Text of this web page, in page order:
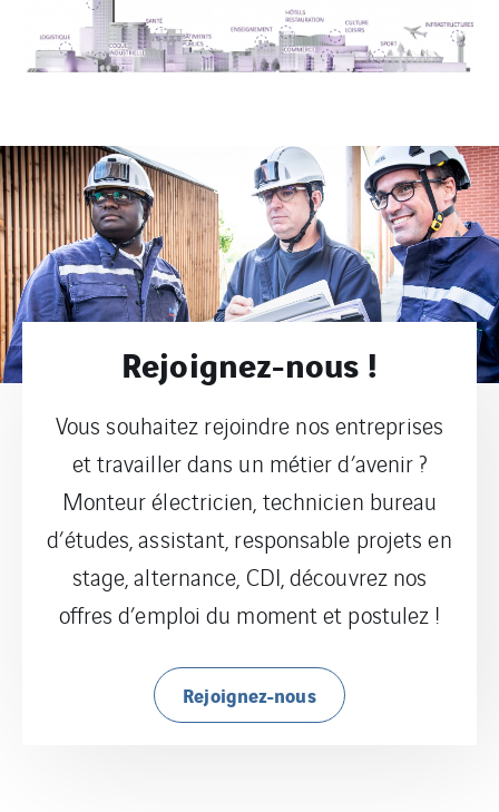
Rejoignez-nous !
Vous souhaitez rejoindre nos entreprises
et travailler dans un métier d’avenir ?
Monteur électricien, technicien bureau
d’études, assistant, responsable projets en
stage, alternance, CDI, découvrez nos
offres d’emploi du moment et postulez !
Rejoignez-nous